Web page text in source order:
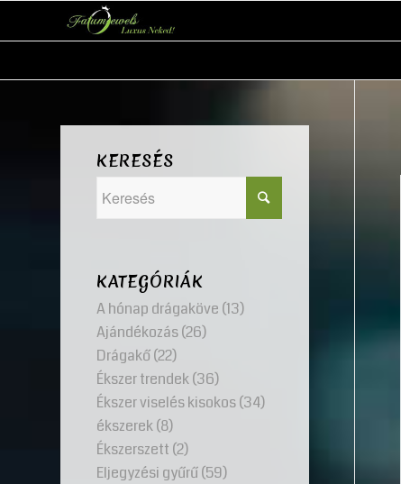
KERESÉS
KATEGÓRIÁK
A hónap drágaköve (13)
Ajándékozás(26)
Drágakő(22)
Ékszer trendek(36)
Ékszer viselés kisokos(34)
ékszerek(8)
Ékszerszett (2)
Eljegyzési gyűrű(59)